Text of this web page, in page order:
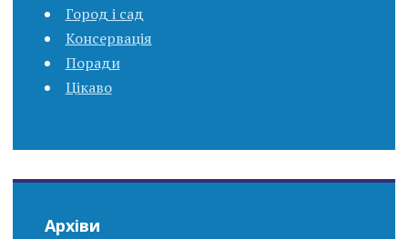
Город і сад
Консервація
Поради
Цікаво
Архіви